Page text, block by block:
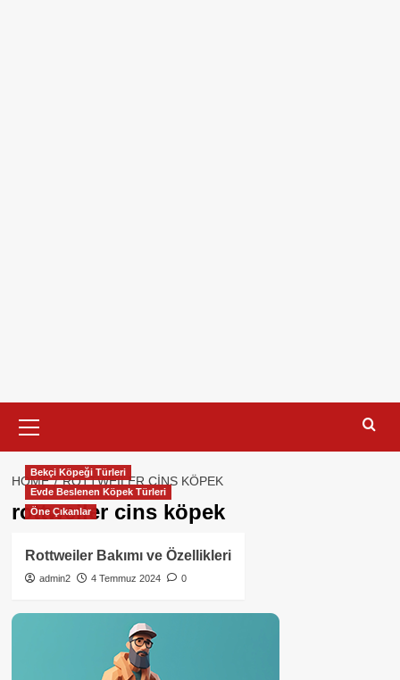
Menu
HOME ROTTWEILER CINS KÖPEK
rottweiler cins köpek
Bekçi Köpeği Türleri
Evde Beslenen Köpek Türleri
Öne Çıkanlar
Rottweiler Bakımı ve Özellikleri
admin2 4 Temmuz 2024 0